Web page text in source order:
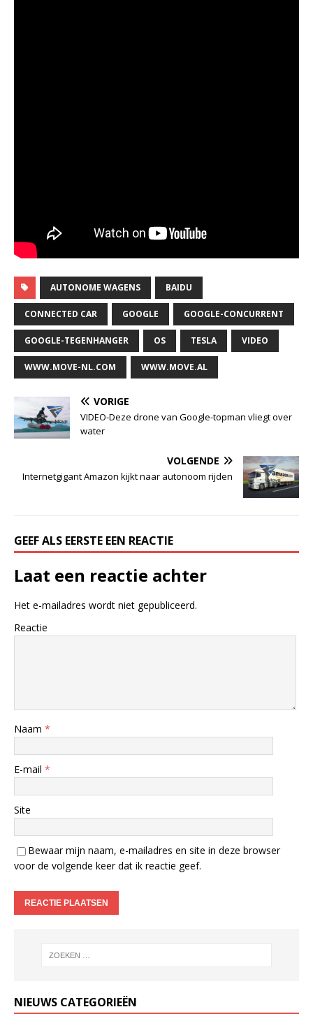
AUTONOME WAGENS BAIDU
CONNECTED CAR GOOGLE GOOGLE-CONCURRENT
GOOGLE-TEGENHANGER OS TESLA VIDEO
WWW.MOVE-NL.COM WWW.MOVE.AL
VORIGE
VIDEO-Deze drone van Google-topman vliegt over
water
VOLGENDE
Internetgigant Amazon kijkt naar autonoom rijden
GEEF ALS EERSTE EEN REACTIE
Laat een reactie achter
Het e-mailadres wordt niet gepubliceerd.
Reactie
Naam *
E-mail *
Site
Bewaar mijn naam, e-mailadres en site in deze browser
voor de volgende keer dat ik reactie geef.
NIEUWS CATEGORIEËN